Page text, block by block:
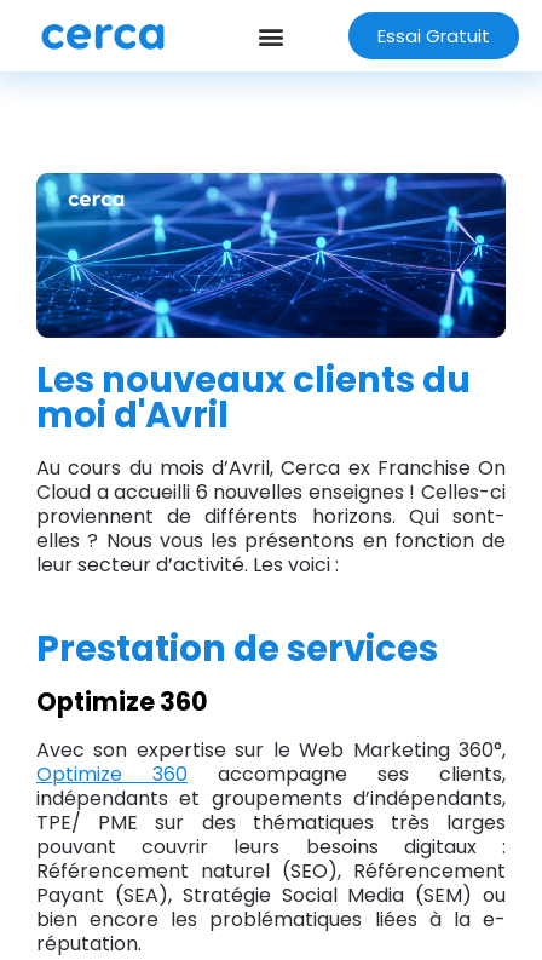
Essai Gratuit
Les nouveaux clients du
moi d'Avril
Au cours du mois d’Avril, Cerca ex Franchise On
Cloud a accueilli 6 nouvelles enseignes ! Celles-ci
proviennent de différents horizons. Qui sont-
elles ? Nous vous les présentons en fonction de
leur secteur d’activité. Les voici :
Prestation de services
Optimize 360
Avec son expertise sur le Web Marketing 360°,
Optimize 360 accompagne ses clients,
indépendants et groupements d’indépendants,
TPE/ PME sur des thématiques très larges
pouvant couvrir leurs besoins digitaux :
Référencement naturel (SEO), Référencement
Payant (SEA), Stratégie Social Media (SEM) ou
bien encore les problématiques liées à la e-
réputation.